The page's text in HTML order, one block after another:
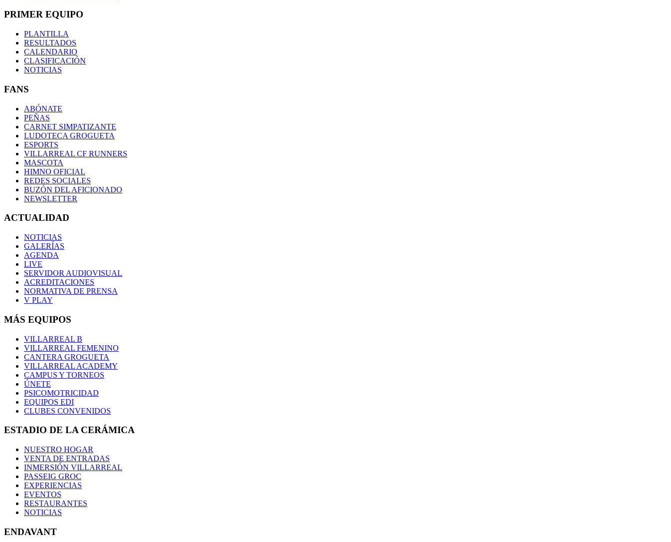
PRIMER EQUIPO
PLANTILLA
RESULTADOS
CALENDARIO
CLASIFICACIÓN
NOTICIAS
FANS
ABÓNATE
PEÑAS
CARNET SIMPATIZANTE
LUDOTECA GROGUETA
ESPORTS
VILLARREAL CF RUNNERS
MASCOTA
HIMNO OFICIAL
REDES SOCIALES
BUZÓN DEL AFICIONADO
NEWSLETTER
ACTUALIDAD
NOTICIAS
GALERÍAS
AGENDA
LIVE
SERVIDOR AUDIOVISUAL
ACREDITACIONES
NORMATIVA DE PRENSA
V PLAY
MÁS EQUIPOS
VILLARREAL B
VILLARREAL FEMENINO
CANTERA GROGUETA
VILLARREAL ACADEMY
CAMPUS Y TORNEOS
ÚNETE
PSICOMOTRICIDAD
EQUIPOS EDI
CLUBES CONVENIDOS
ESTADIO DE LA CERÁMICA
NUESTRO HOGAR
VENTA DE ENTRADAS
INMERSIÓN VILLARREAL
PASSEIG GROC
EXPERIENCIAS
EVENTOS
RESTAURANTES
NOTICIAS
ENDAVANT